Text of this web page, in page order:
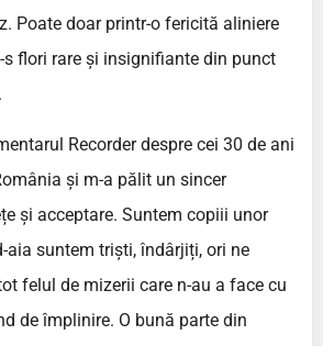
Poate doar printr-o fericită aliniere
flori rare și insignifiante din punct
Recorder despre cei 30 de ani
și m-a pălit un sincer
și acceptare. Suntem copiii unor
aia suntem triști, îndârjiți, ori ne
felul de mizerii care n-au a face cu
de împlinire. O bună parte din